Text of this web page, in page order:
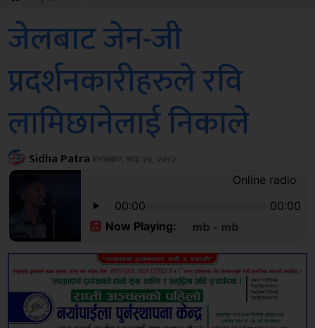
जेलबाट जेन-जी
प्रदर्शनकारीहरुले रवि
लामिछानेलाई निकाले
Sidha Patraमंगलबार, भाद्र २४, २०८२